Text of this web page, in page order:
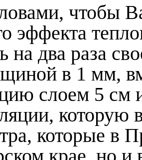
чтобы
эффекта
на два раза
в 1 мм,
слоем 5 см
которую
которые в
крае, но и